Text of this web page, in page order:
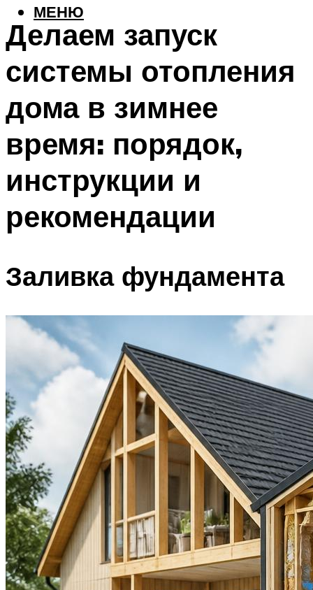
МЕНЮ
Делаем запуск
системы отопления
дома в зимнее
время: порядок,
инструкции и
рекомендации
Заливка фундамента